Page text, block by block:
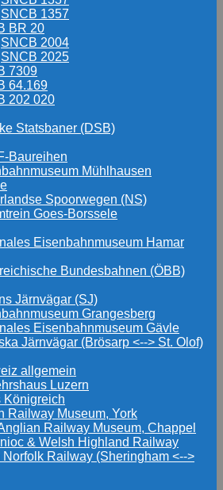
SNCB 1357
BR 20
SNCB 2004
SNCB 2025
7309
64.169
202 020
Statsbaner (DSB)
Baureihen
Mühlhausen
Spoorwegen (NS)
Goes-Borssele
Eisenbahnmuseum Hamar
Bundesbahnen (ÖBB)
Järnvägar (SJ)
Grangesberg
Eisenbahnmuseum Gävle
Järnvägar (Brösarp <--> St. Olof)
allgemein
Luzern
Königreich
Railway Museum, York
Railway Museum, Chappel
& Welsh Highland Railway
Norfolk Railway (Sheringham <-->